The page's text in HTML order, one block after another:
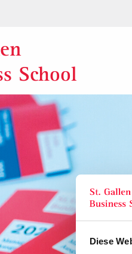
Diese
School